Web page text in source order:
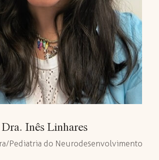
Dra. Inês Linhares
Pediatria do Neurodesenvolvimento